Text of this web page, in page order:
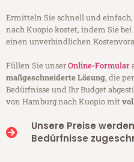
Ermitteln Sie schnell und
nach Kuopio kostet, indem Sie
einen unverbindlichen
Füllen Sie unserOnline-Formular
maßgeschneiderte Lösung, die
Bedürfnisse und Ihr Budget
von Hamburg nach Kuopio mit
Unsere Preise
Bedürfnisse